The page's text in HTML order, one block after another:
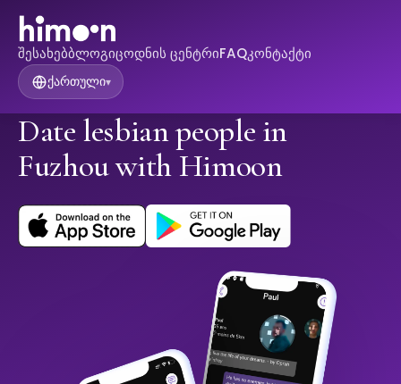
შესახებბლოგიცოდნის ცენტრიFAQკონტაქტი
ქართული▾
Date lesbian people in
Fuzhou with Himoon